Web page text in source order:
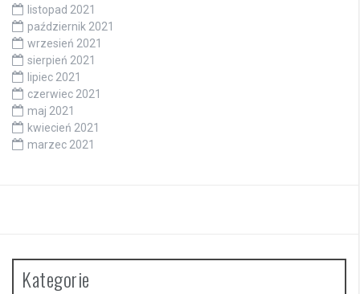
listopad 2021
październik 2021
wrzesień 2021
sierpień 2021
lipiec 2021
czerwiec 2021
maj 2021
kwiecień 2021
marzec 2021
Kategorie